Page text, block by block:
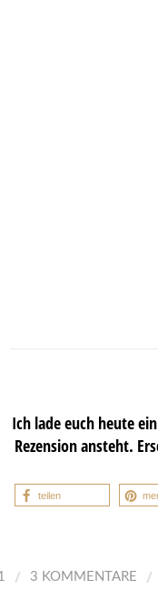
Ich lade euch heute
Rezension ansteht.
teilen
/ 3 KOMMENTARE /